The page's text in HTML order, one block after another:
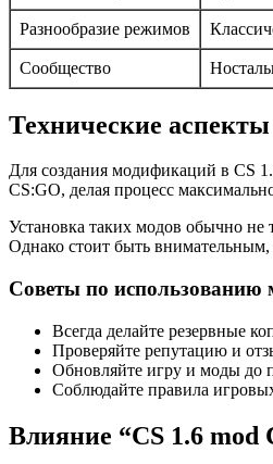
Разнообразие режимов
Сообщество
Технические
Для создания модификаций в CS
CS:GO, делая процесс
Установка таких модов обычно
Однако стоит быть
Советы по использованию
Всегда делайте резервные
Проверяйте репутацию и
Обновляйте игру и моды до
Соблюдайте правила
Влияние “CS 1.6 mod